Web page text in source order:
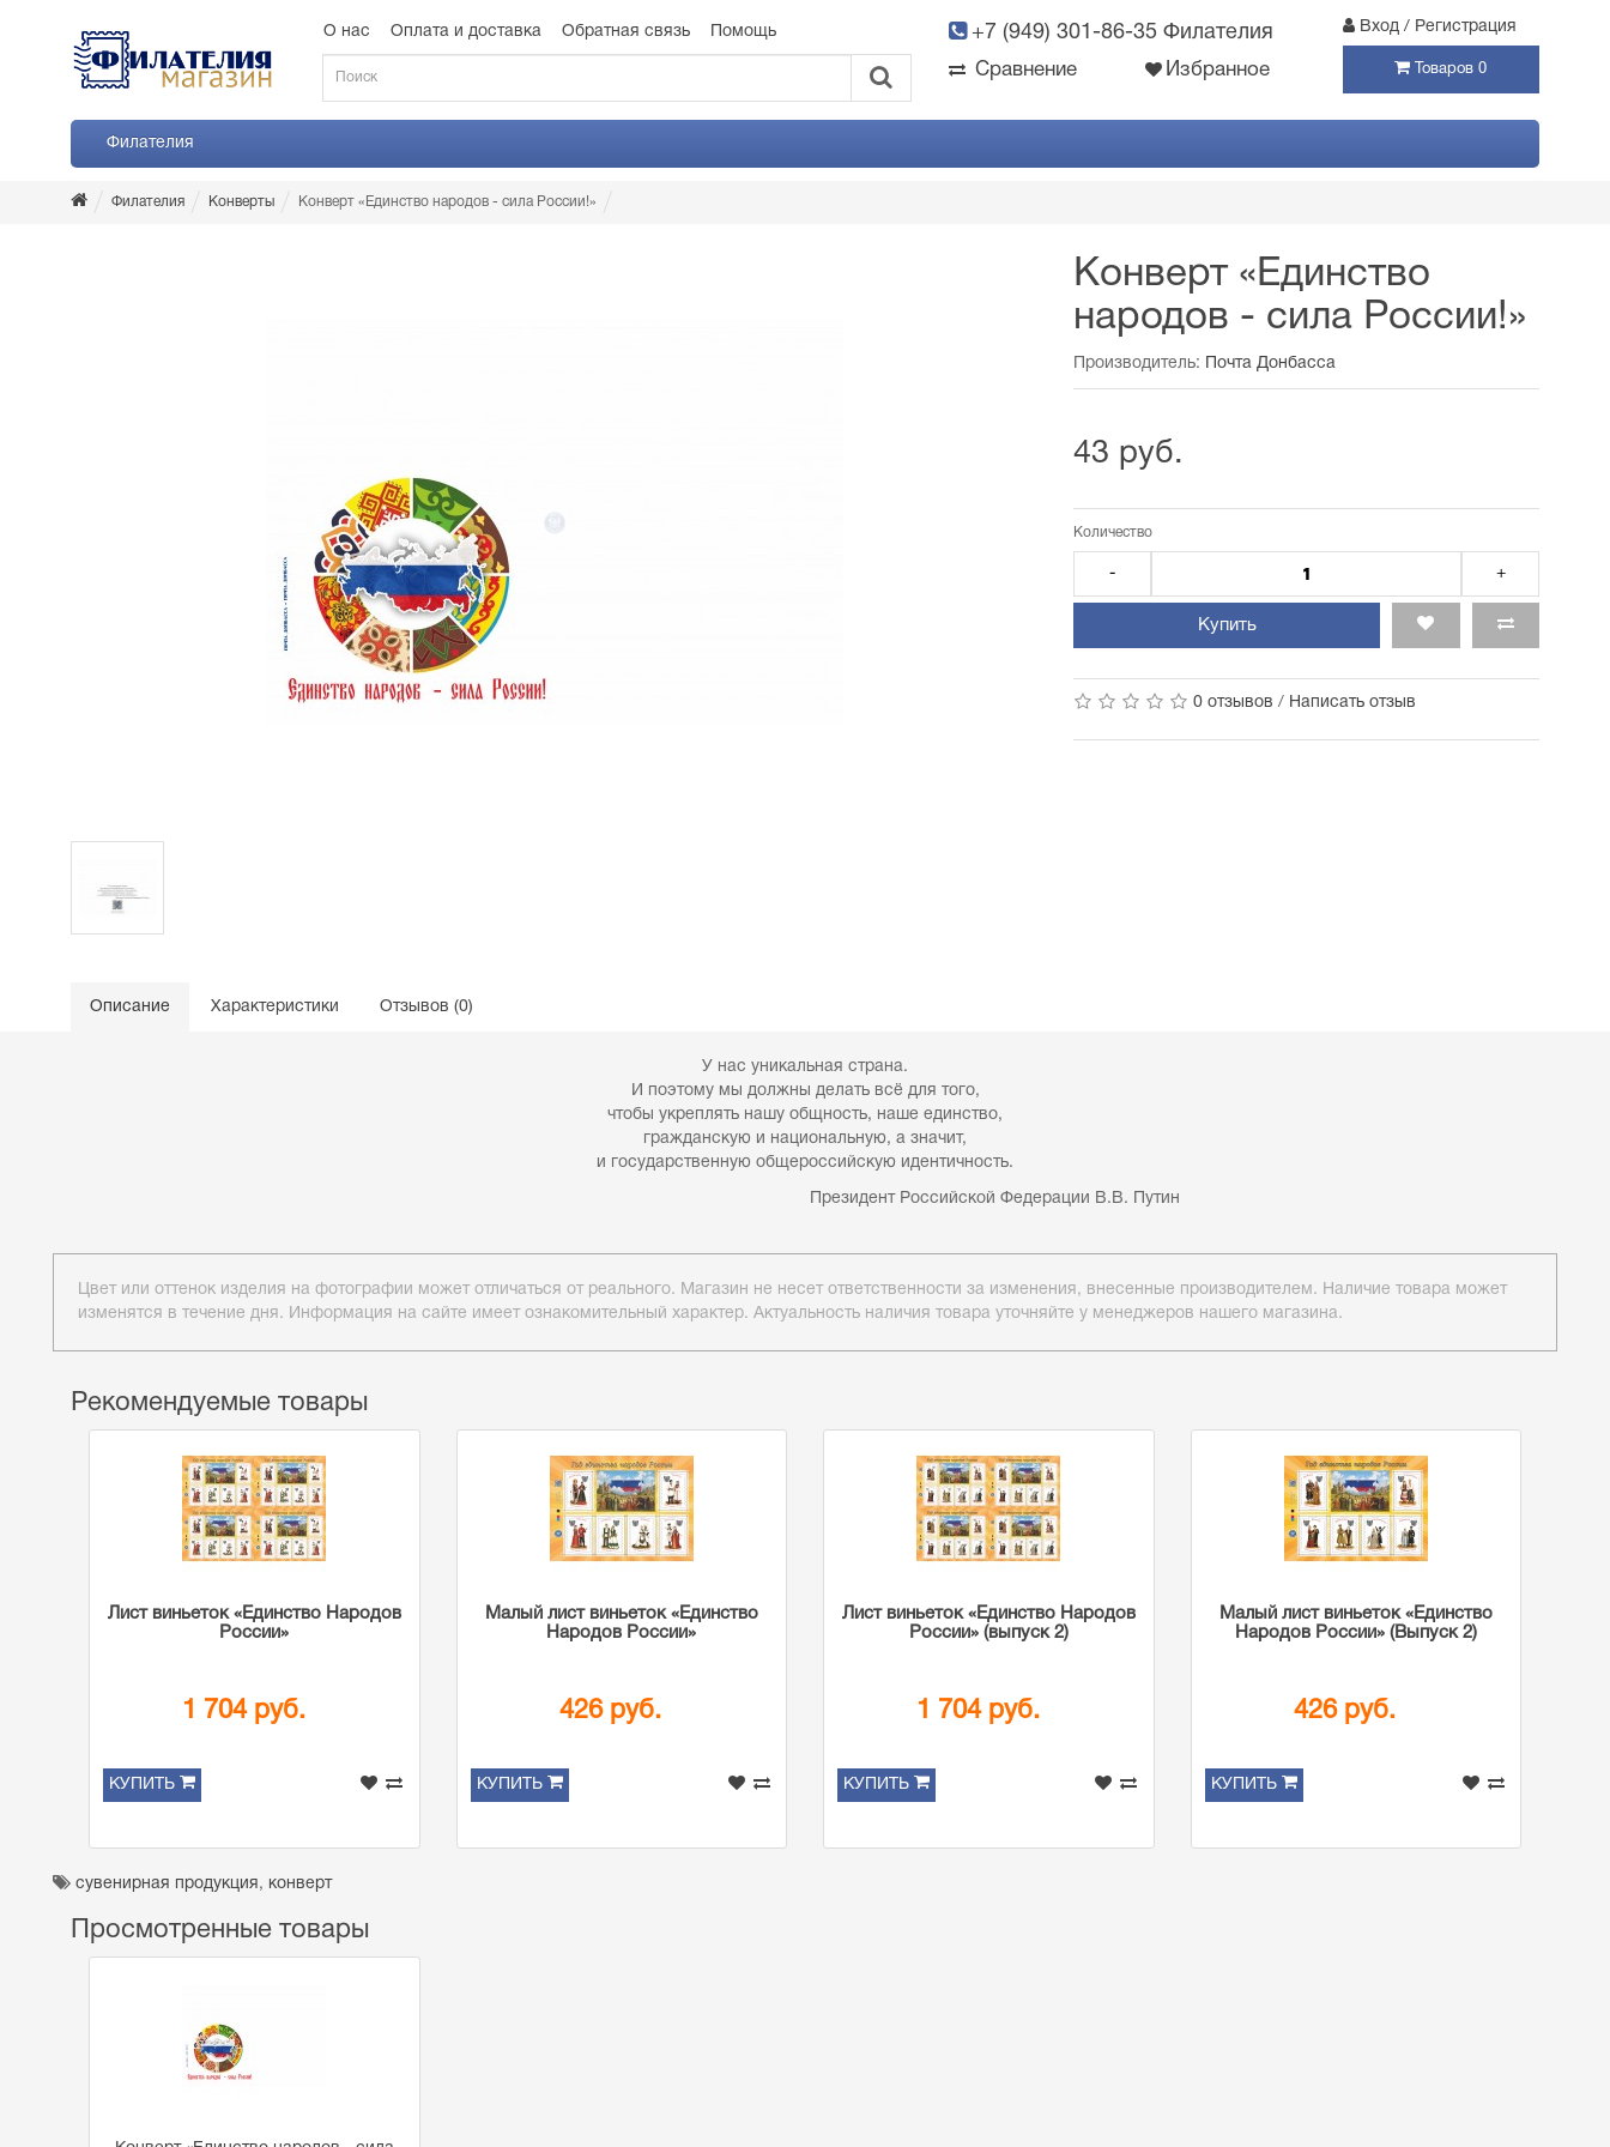
О нас Оплата и доставка Обратная связь Помощь +7 (949) 301-86-35 Филателия Вход / Регистрация
Сравнение Избранное Товаров 0
Филателия
Филателия Конверты Конверт «Единство народов - сила России!»
Конверт «Единство
народов - сила России!»
Производитель: Почта Донбасса
43 руб.
Количество
- +
Купить
0 отзывов / Написать отзыв
Описание Характеристики Отзывов (0)
У нас уникальная страна.
И поэтому мы должны делать всё для того,
чтобы укреплять нашу общность, наше единство,
гражданскую и национальную, а значит,
и государственную общероссийскую идентичность.
Президент Российской Федерации В.В. Путин
Цвет или оттенок изделия на фотографии может отличаться от реального. Магазин не несет ответственности за изменения, внесенные производителем. Наличие товара может
изменятся в течение дня. Информация на сайте имеет ознакомительный характер. Актуальность наличия товара уточняйте у менеджеров нашего магазина.
Рекомендуемые товары
Лист виньеток «Единство Народов
России»
1 704 руб.
КУПИТЬ
Малый лист виньеток «Единство
Народов России»
426 руб.
КУПИТЬ
Лист виньеток «Единство Народов
России» (выпуск 2)
1 704 руб.
КУПИТЬ
Малый лист виньеток «Единство
Народов России» (Выпуск 2)
426 руб.
КУПИТЬ
сувенирная продукция, конверт
Просмотренные товары